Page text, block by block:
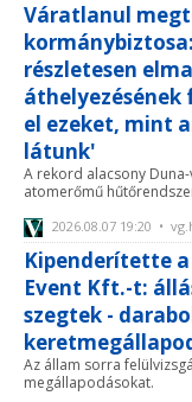
Váratlanul
részletesen
el ezeket, mint
látunk'
A rekord alacsony
atomerőmű
2026.08.07 19:20 •
Kipenderítette
Event Kft.-t:
szegtek -
Az állam sorra
megállapodásokat.